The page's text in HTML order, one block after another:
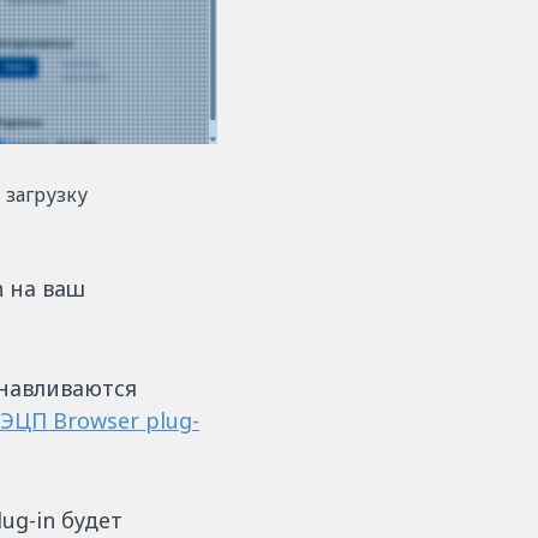
на ваш
Browser plug-
in будет